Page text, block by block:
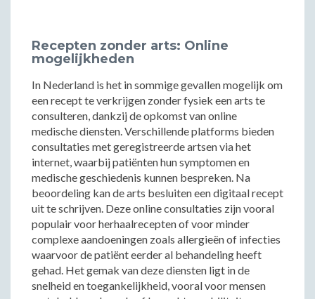
Recepten zonder arts: Online
mogelijkheden
In Nederland is het in sommige gevallen mogelijk om
een recept te verkrijgen zonder fysiek een arts te
consulteren, dankzij de opkomst van online
medische diensten. Verschillende platforms bieden
consultaties met geregistreerde artsen via het
internet, waarbij patiënten hun symptomen en
medische geschiedenis kunnen bespreken. Na
beoordeling kan de arts besluiten een digitaal recept
uit te schrijven. Deze online consultaties zijn vooral
populair voor herhaalrecepten of voor minder
complexe aandoeningen zoals allergieën of infecties
waarvoor de patiënt eerder al behandeling heeft
gehad. Het gemak van deze diensten ligt in de
snelheid en toegankelijkheid, vooral voor mensen